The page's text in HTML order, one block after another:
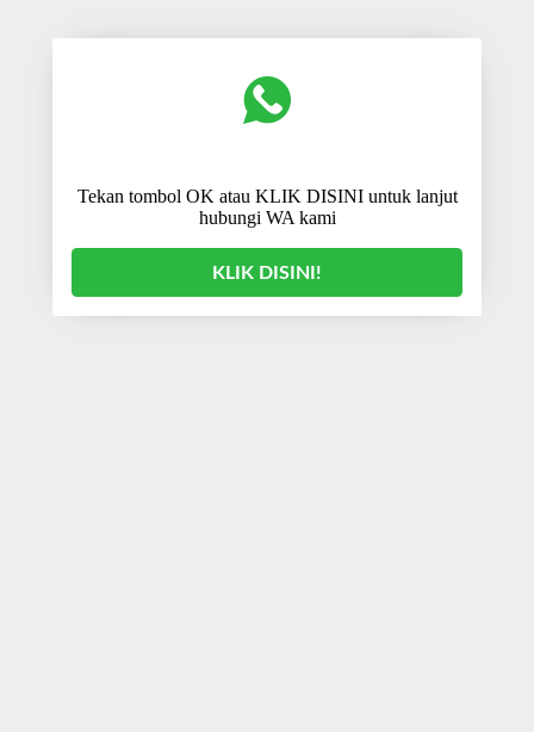
Tekan tombol OK atau KLIK DISINI untuk lanjut
hubungi WA kami
KLIK DISINI!